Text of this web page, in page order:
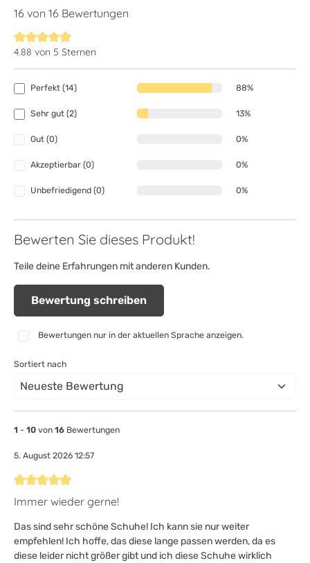
16 von 16 Bewertungen
Durchschnittliche Bewertung von 4.8 von 5 Sternen
4.88 von 5 Sternen
Perfekt (14) 88%
Sehr gut (2) 13%
Gut (0) 0%
Akzeptierbar (0) 0%
Unbefriedigend (0) 0%
Bewerten Sie dieses Produkt!
Teile deine Erfahrungen mit anderen Kunden.
Bewertung schreiben
Bewertungen nur in der aktuellen Sprache anzeigen.
Sortiert nach
1 - 10 von 16 Bewertungen
5. August 2026 12:57
Bewertung mit 5 von 5 Sternen
Immer wieder gerne!
Das sind sehr schöne Schuhe! Ich kann sie nur weiter
empfehlen! Ich hoffe, das diese lange passen werden, da es
diese leider nicht größer gibt und ich diese Schuhe wirklich